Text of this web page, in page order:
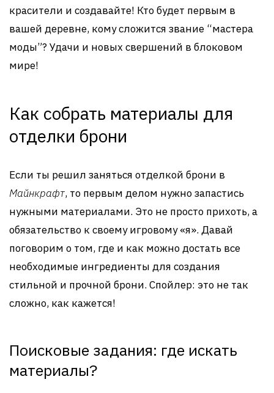
красители и создавайте! Кто будет первым в
вашей деревне, кому сложится звание “мастера
моды”? Удачи и новых свершений в блоковом
мире!
Как собрать материалы для
отделки брони
Если ты решил заняться отделкой брони в
Майнкрафт, то первым делом нужно запастись
нужными материалами. Это не просто прихоть, а
обязательство к своему игровому «я». Давай
поговорим о том, где и как можно достать все
необходимые ингредиенты для создания
стильной и прочной брони. Спойлер: это не так
сложно, как кажется!
Поисковые задания: где искать
материалы?